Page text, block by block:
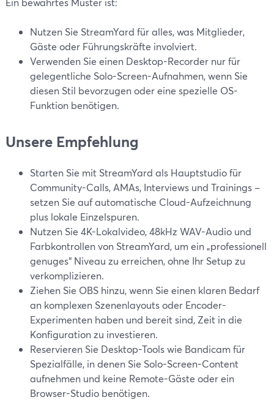
Nutzen Sie StreamYard für alles, was Mitglieder,
Gäste oder Führungskräfte involviert.
Verwenden Sie einen Desktop-Recorder nur für
gelegentliche Solo-Screen-Aufnahmen, wenn Sie
diesen Stil bevorzugen oder eine spezielle OS-
Funktion benötigen.
Unsere Empfehlung
Starten Sie mit StreamYard als Hauptstudio für
Community-Calls, AMAs, Interviews und Trainings –
setzen Sie auf automatische Cloud-Aufzeichnung
plus lokale Einzelspuren.
Nutzen Sie 4K-Lokalvideo, 48kHz WAV-Audio und
Farbkontrollen von StreamYard, um ein „professionell
genuges“ Niveau zu erreichen, ohne Ihr Setup zu
verkomplizieren.
Ziehen Sie OBS hinzu, wenn Sie einen klaren Bedarf
an komplexen Szenenlayouts oder Encoder-
Experimenten haben und bereit sind, Zeit in die
Konfiguration zu investieren.
Reservieren Sie Desktop-Tools wie Bandicam für
Spezialfälle, in denen Sie Solo-Screen-Content
aufnehmen und keine Remote-Gäste oder ein
Browser-Studio benötigen.